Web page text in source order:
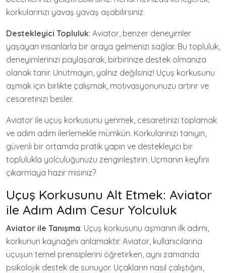
korkularınızı yavaş yavaş aşabilirsiniz.
Destekleyici Topluluk: Aviator, benzer deneyimler
yaşayan insanlarla bir araya gelmenizi sağlar. Bu topluluk,
deneyimlerinizi paylaşarak, birbirinize destek olmanıza
olanak tanır. Unutmayın, yalnız değilsiniz! Uçuş korkusunu
aşmak için birlikte çalışmak, motivasyonunuzu artırır ve
cesaretinizi besler.
Aviator ile uçuş korkusunu yenmek, cesaretinizi toplamak
ve adım adım ilerlemekle mümkün. Korkularınızı tanıyın,
güvenli bir ortamda pratik yapın ve destekleyici bir
toplulukla yolculuğunuzu zenginleştirin. Uçmanın keyfini
çıkarmaya hazır mısınız?
Uçuş Korkusunu Alt Etmek: Aviator
ile Adım Adım Cesur Yolculuk
Aviator ile Tanışma: Uçuş korkusunu aşmanın ilk adımı,
korkunun kaynağını anlamaktır. Aviator, kullanıcılarına
uçuşun temel prensiplerini öğretirken, aynı zamanda
psikolojik destek de sunuyor. Uçakların nasıl çalıştığını,